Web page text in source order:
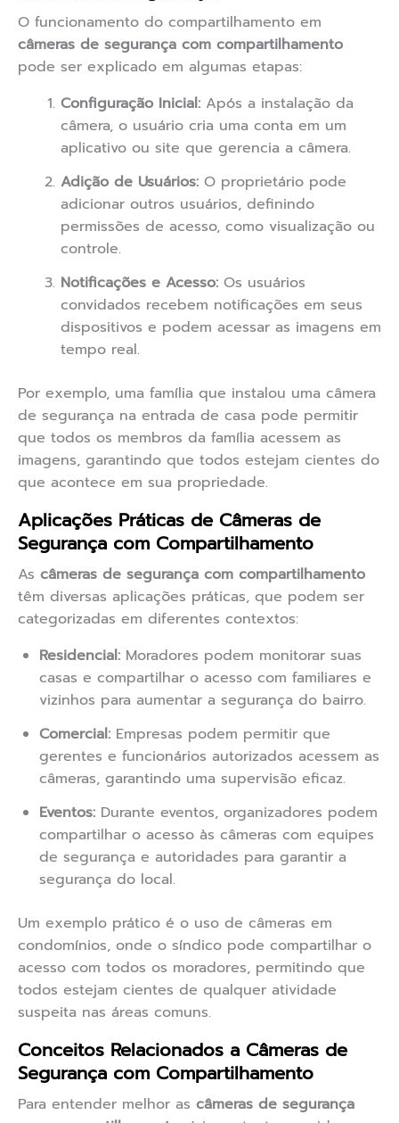
O funcionamento do compartilhamento em
câmeras de segurança com compartilhamento
pode ser explicado em algumas etapas:
Configuração Inicial: Após a instalação da
câmera, o usuário cria uma conta em um
aplicativo ou site que gerencia a câmera.
Adição de Usuários: O proprietário pode
adicionar outros usuários, definindo
permissões de acesso, como visualização ou
controle.
Notificações e Acesso: Os usuários
convidados recebem notificações em seus
dispositivos e podem acessar as imagens em
tempo real.
Por exemplo, uma família que instalou uma câmera
de segurança na entrada de casa pode permitir
que todos os membros da família acessem as
imagens, garantindo que todos estejam cientes do
que acontece em sua propriedade.
Aplicações Práticas de Câmeras de
Segurança com Compartilhamento
As câmeras de segurança com compartilhamento
têm diversas aplicações práticas, que podem ser
categorizadas em diferentes contextos:
Residencial: Moradores podem monitorar suas
casas e compartilhar o acesso com familiares e
vizinhos para aumentar a segurança do bairro.
Comercial: Empresas podem permitir que
gerentes e funcionários autorizados acessem as
câmeras, garantindo uma supervisão eficaz.
Eventos: Durante eventos, organizadores podem
compartilhar o acesso às câmeras com equipes
de segurança e autoridades para garantir a
segurança do local.
Um exemplo prático é o uso de câmeras em
condomínios, onde o síndico pode compartilhar o
acesso com todos os moradores, permitindo que
todos estejam cientes de qualquer atividade
suspeita nas áreas comuns.
Conceitos Relacionados a Câmeras de
Segurança com Compartilhamento
Para entender melhor as câmeras de segurança